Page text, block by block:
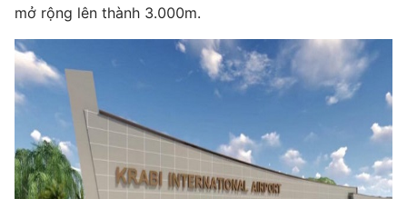
mở rộng lên thành 3.000m.